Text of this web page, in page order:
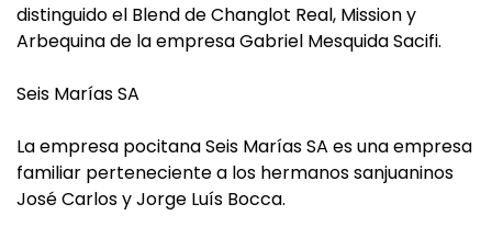
distinguido el Blend de Changlot Real, Mission y
Arbequina de la empresa Gabriel Mesquida Sacifi.
Seis Marías SA
La empresa pocitana Seis Marías SA es una empresa
familiar perteneciente a los hermanos sanjuaninos
José Carlos y Jorge Luís Bocca.